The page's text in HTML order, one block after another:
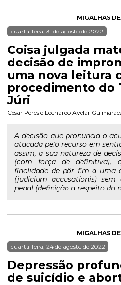
MIGALHAS
quarta-feira, 31 de agosto de 2022
Coisa julgada
decisão de
uma nova leitura
procedimento do
Júri
César Peres e Leonardo Avelar
A decisão que pronuncia o
atacada pelo recurso em
assim, a sua natureza de
(com força de definitiva),
finalidade de pôr fim a uma
(judicium accusationis)
penal (definição a respeito do
MIGALHAS
quarta-feira, 24 de agosto de 2022
Depressão
de suicídio e